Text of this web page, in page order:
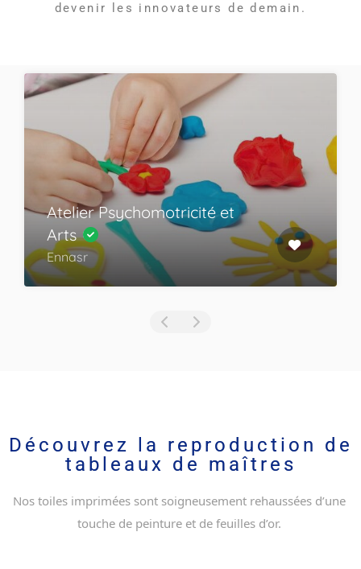
devenir les innovateurs de demain.
Atelier Psychomotricité et
Arts
Ennasr
Découvrez la reproduction de
tableaux de maîtres
Nos toiles imprimées sont soigneusement rehaussées d’une
touche de peinture et de feuilles d’or.